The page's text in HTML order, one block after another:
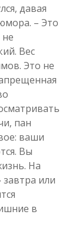
давая
– Это
Вес
Это не
пан
ваши
Вы
На
или
в